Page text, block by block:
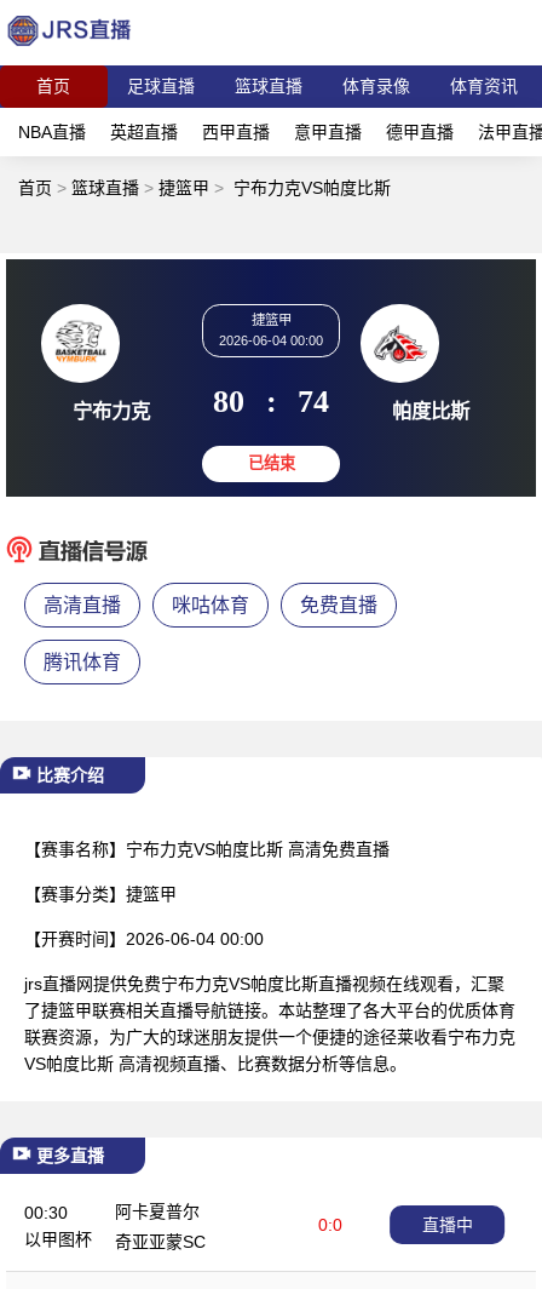
首页 足球直播 篮球直播 体育录像 体育资讯
NBA直播 英超直播 西甲直播 意甲直播 德甲直播 法甲直
首页 > 篮球直播 > 捷篮甲 > 宁布力克VS帕度比斯
宁布力克
捷篮甲
2026-06-04 00:00
80 : 74 帕度
高清直播 咪咕体育 免费直播
腾讯体育
比赛介绍
【赛事名称】 宁布力克VS帕度比斯 高清免费直播
【赛事分类】 捷篮甲
【开赛时间】 2026-06-04 00:00
jrs直播网提供免费宁布力克VS帕度比斯直播视频在线观看，汇聚
了捷篮甲联赛相关直播导航链接。本站整理了各大平台的优质体育
联赛资源，为广大的球迷朋友提供一个便捷的途径莱收看宁布力克
VS帕度比斯 高清视频直播、比赛数据分析等信息。
更多直播
00:30
以甲图杯
阿卡夏普尔
0:0
奇亚亚蒙SC
直播中